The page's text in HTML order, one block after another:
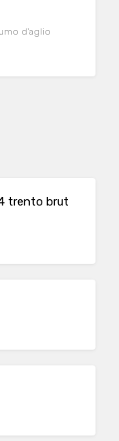
d'aglio
trento brut